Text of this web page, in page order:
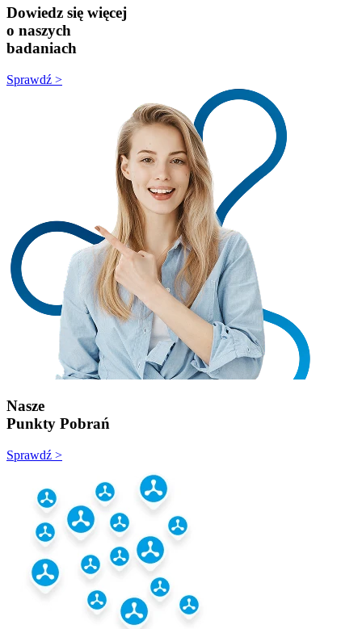
Dowiedz się więcej
o naszych
badaniach
Sprawdź >
Nasze
Punkty Pobrań
Sprawdź >